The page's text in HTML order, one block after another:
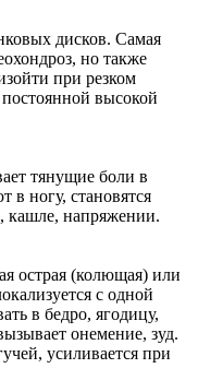
дисков. Самая
но также
при резком
высокой
тянущие боли в
в ногу, становятся
кашле, напряжении.
острая (колющая) или
с одной
в бедро, ягодицу,
онемение, зуд.
усиливается при